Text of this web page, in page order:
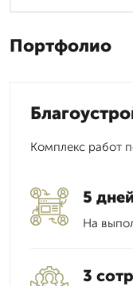
Портфолио
Комплекс работ
5
На
3